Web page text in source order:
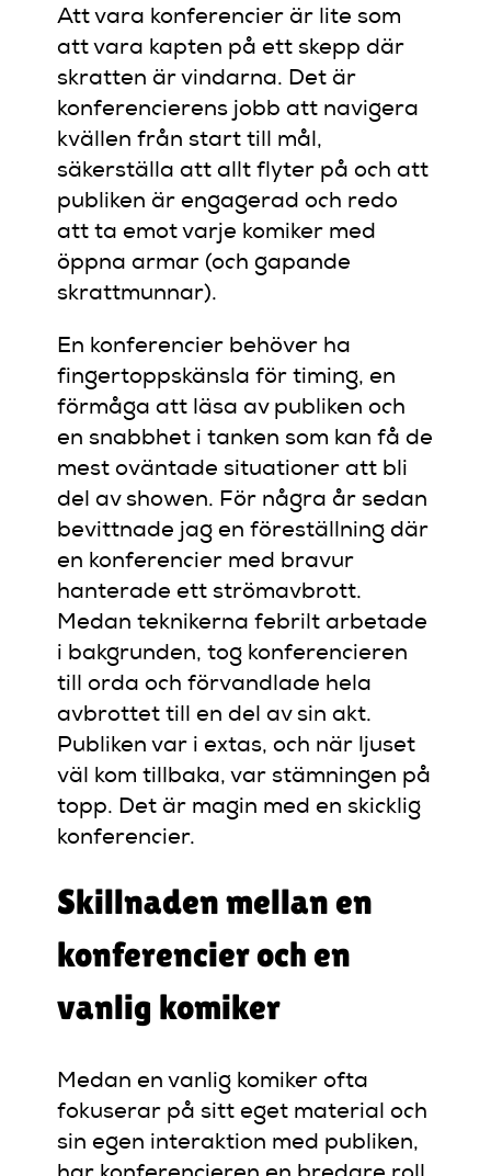
Att vara konferencier är lite som
att vara kapten på ett skepp där
skratten är vindarna. Det är
konferencierens jobb att navigera
kvällen från start till mål,
säkerställa att allt flyter på och att
publiken är engagerad och redo
att ta emot varje komiker med
öppna armar (och gapande
skrattmunnar).
En konferencier behöver ha
fingertoppskänsla för timing, en
förmåga att läsa av publiken och
en snabbhet i tanken som kan få de
mest oväntade situationer att bli
del av showen. För några år sedan
bevittnade jag en föreställning där
en konferencier med bravur
hanterade ett strömavbrott.
Medan teknikerna febrilt arbetade
i bakgrunden, tog konferencieren
till orda och förvandlade hela
avbrottet till en del av sin akt.
Publiken var i extas, och när ljuset
väl kom tillbaka, var stämningen på
topp. Det är magin med en skicklig
konferencier.
Skillnaden mellan en
konferencier och en
vanlig komiker
Medan en vanlig komiker ofta
fokuserar på sitt eget material och
sin egen interaktion med publiken,